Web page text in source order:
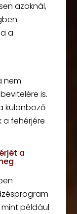
azoknál,
a
nem
is.
különböző
fehérjére
a
mint például